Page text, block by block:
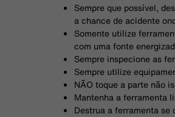
Sempre que possível,
a chance de acidente
Somente utilize
com uma fonte
Sempre inspecione as
Sempre utilize
NÃO toque a parte não
Mantenha a ferramenta
Destrua a ferramenta